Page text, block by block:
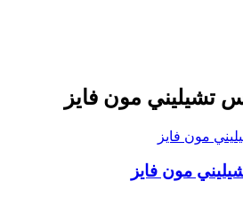
تشيليني مون فايز
مون فايز